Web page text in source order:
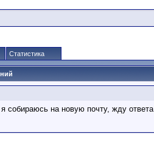
Статистика
собираюсь на новую почту, жду ответа